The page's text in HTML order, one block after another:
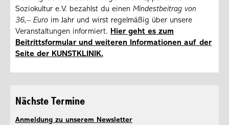
Soziokultur e.V. bezahlst du einen Mindestbeitrag von
36,– Euro im Jahr und wirst regelmäßig über unsere
Veranstaltungen informiert.
Hier geht es zum
Beitrittsformular und weiteren Informationen auf der
Seite der KUNSTKLINIK.
Nächste Termine
Anmeldung zu unserem Newsletter